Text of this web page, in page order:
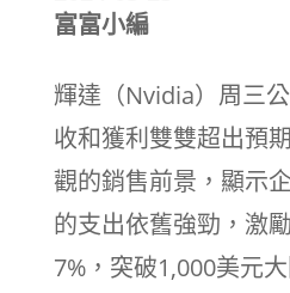
富富小編
輝達（Nvidia）周三
收和獲利雙雙超出預
觀的銷售前景，顯示
的支出依舊強勁，激
7%，突破1,000美元大